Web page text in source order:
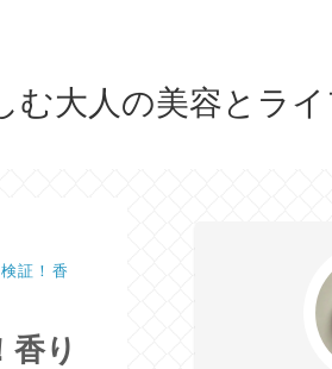
む大人の美容とライ
証！香
香り